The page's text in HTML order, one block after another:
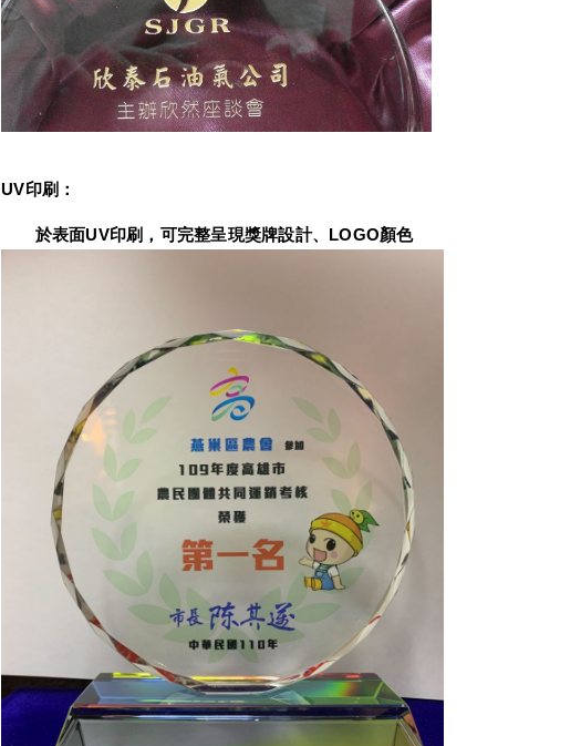
UV印刷：
於表面UV印刷，可完整呈現獎牌設計、LOGO顏色